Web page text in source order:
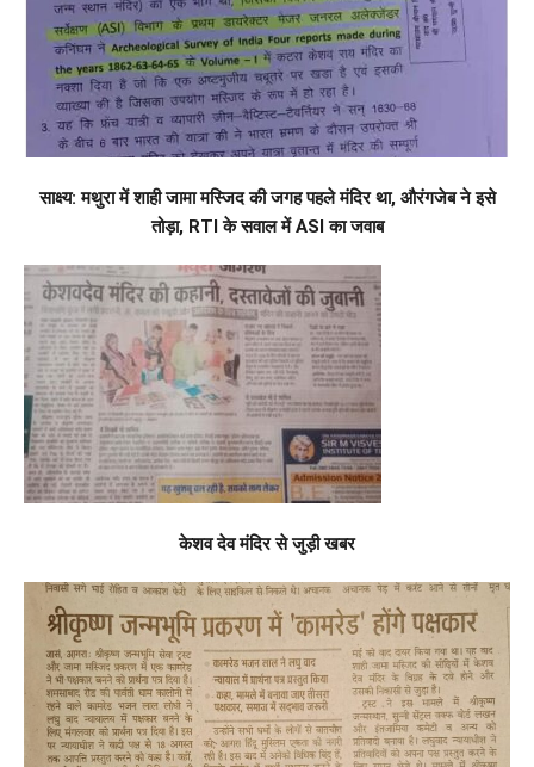
साक्ष्य: मथुरा में शाही जामा मस्जिद की जगह पहले मंदिर था, औरंगजेब ने इसे
तोड़ा, RTI के सवाल में ASI का जवाब
केशव देव मंदिर से जुड़ी खबर